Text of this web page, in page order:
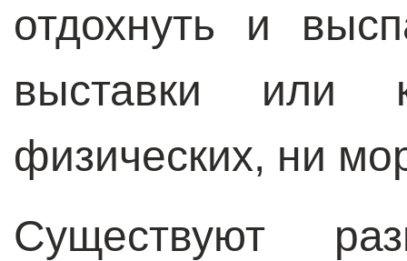
отдохнуть и
выставки
физических, ни
Существуют